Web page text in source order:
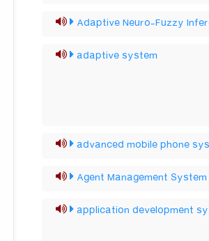
Adaptive Neuro-Fuzzy
adaptive system
advanced mobile phone
Agent Management System
application development